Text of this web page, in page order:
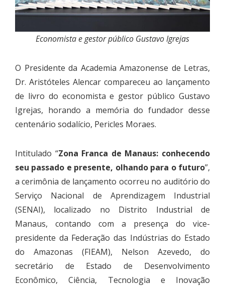
Economista e gestor público Gustavo Igrejas
O Presidente da Academia Amazonense de Letras,
Dr. Aristóteles Alencar compareceu ao lançamento
de livro do economista e gestor público Gustavo
Igrejas, horando a memória do fundador desse
centenário sodalício, Pericles Moraes.
Intitulado “Zona Franca de Manaus: conhecendo
seu passado e presente, olhando para o futuro”,
a cerimônia de lançamento ocorreu no auditório do
Serviço Nacional de Aprendizagem Industrial
(SENAI), localizado no Distrito Industrial de
Manaus, contando com a presença do vice-
presidente da Federação das Indústrias do Estado
do Amazonas (FIEAM), Nelson Azevedo, do
secretário de Estado de Desenvolvimento
Econômico, Ciência, Tecnologia e Inovação